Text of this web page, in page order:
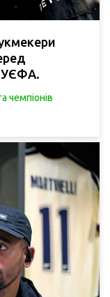
УЄФА.
чемпіонів